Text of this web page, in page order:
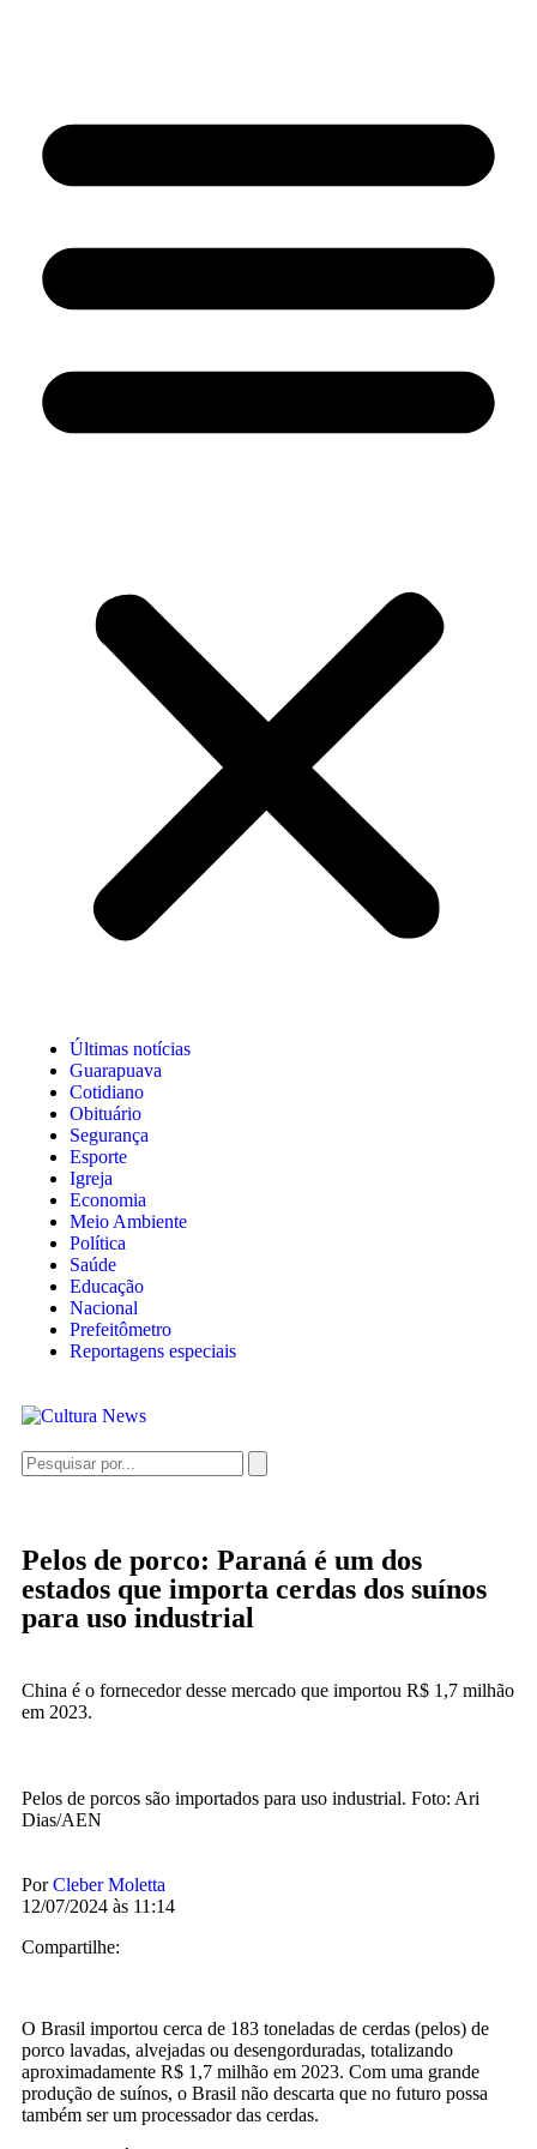
Últimas notícias
Guarapuava
Cotidiano
Obituário
Segurança
Esporte
Igreja
Economia
Meio Ambiente
Política
Saúde
Educação
Nacional
Prefeitômetro
Reportagens especiais
Pelos de porco: Paraná é um dos
estados que importa cerdas dos suínos
para uso industrial
China é o fornecedor desse mercado que importou R$ 1,7 milhão
em 2023.
Pelos de porcos são importados para uso industrial. Foto: Ari
Dias/AEN
PorCleber Moletta
12/07/2024 às 11:14
Compartilhe:
O Brasil importou cerca de 183 toneladas de cerdas (pelos) de
porco lavadas, alvejadas ou desengorduradas, totalizando
aproximadamente R$ 1,7 milhão em 2023. Com uma grande
produção de suínos, o Brasil não descarta que no futuro possa
também ser um processador das cerdas.